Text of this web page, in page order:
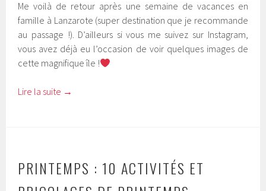
Me voilà de retour après une semaine de vacances en
famille à Lanzarote (super destination que je recommande
au passage !). D’ailleurs si vous me suivez sur Instagram,
vous avez déjà eu l’occasion de voir quelques images de
cette magnifique île !
Lire la suite →
PRINTEMPS : 10 ACTIVITÉS ET